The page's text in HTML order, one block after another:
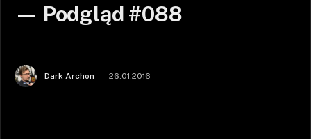
— Podgląd #088
Dark Archon 26.01.2016